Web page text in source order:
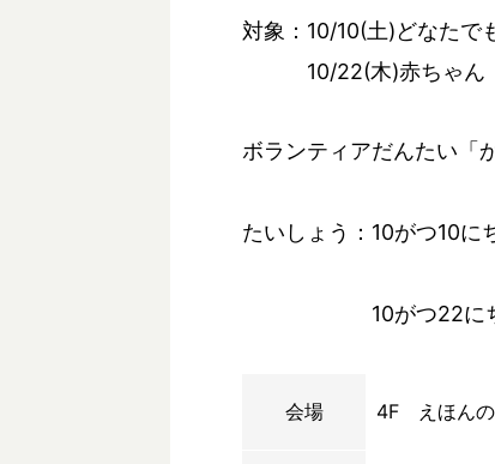
対象：10/10(土)どなたで
10/22(木)赤ちゃん
ボランティアだんたい「
たいしょう：10がつ10に
10がつ22にち（も
会場 4F えほん